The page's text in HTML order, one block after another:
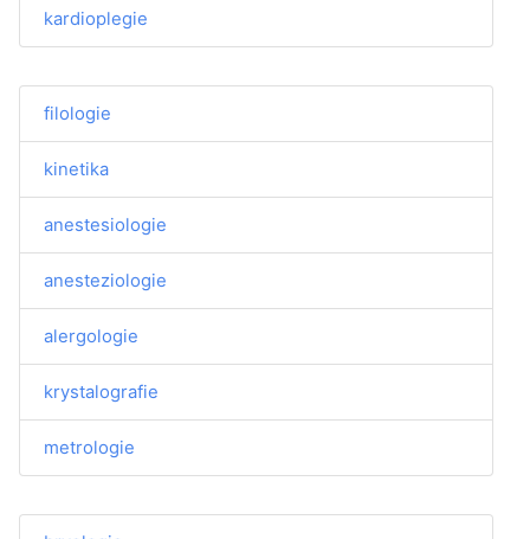
kardioplegie
filologie
kinetika
anestesiologie
anesteziologie
alergologie
krystalografie
metrologie